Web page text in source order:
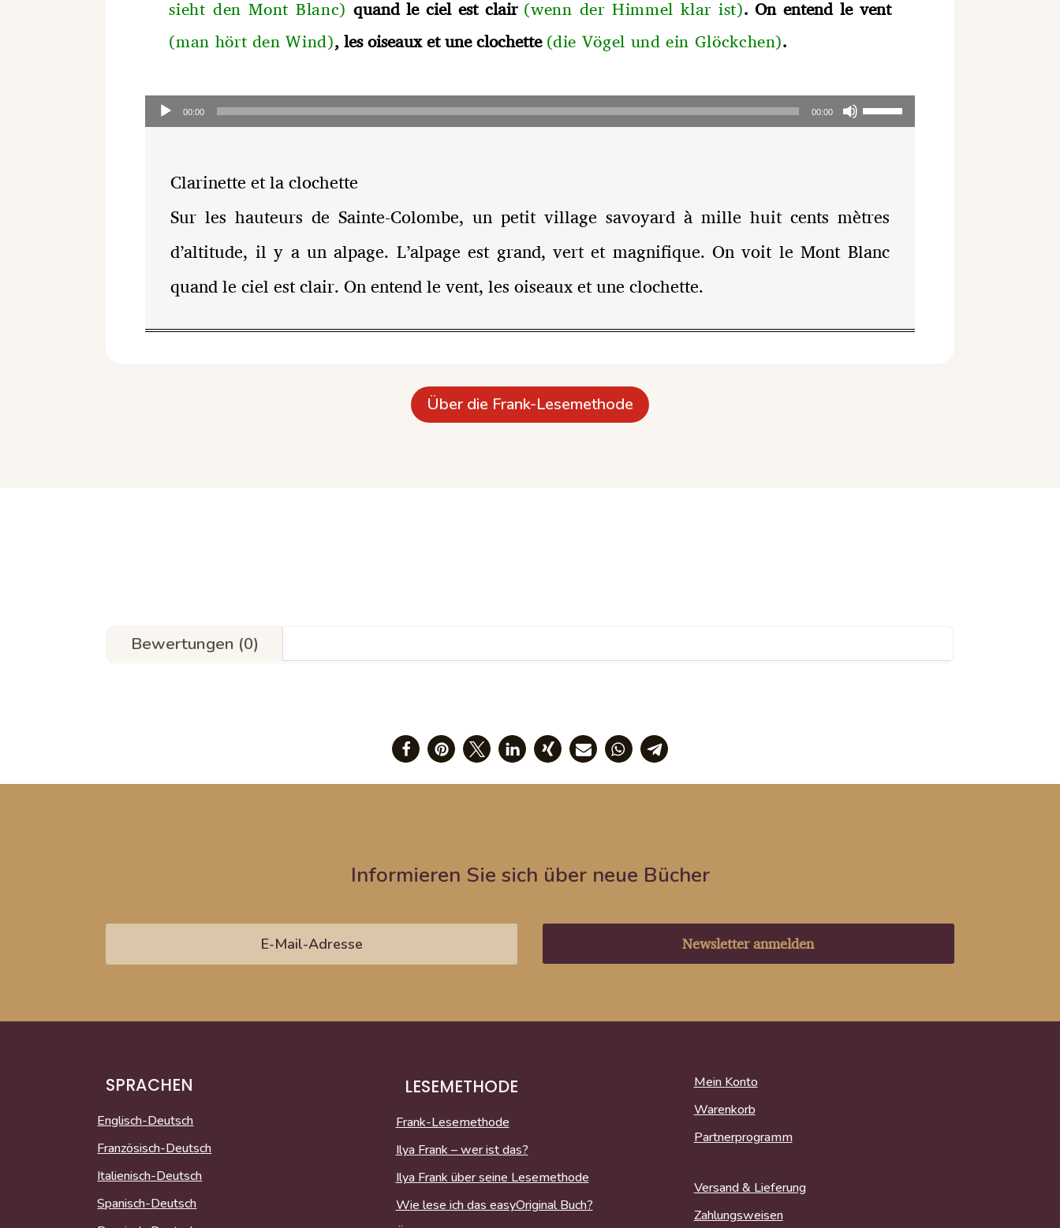
sieht den Mont Blanc) quand le ciel est clair (wenn der Himmel klar ist). On entend le vent
(man hört den Wind), les oiseaux et une clochette(die Vögel und ein Glöckchen).
Player00:00 00:00
Pfeiltasten
um
regeln.
Clarinette et la clochette
Sur les hauteurs de Sainte-Colombe, un petit village savoyard à mille huit cents mètres
d’altitude, il y a un alpage. L’alpage est grand, vert et magnifique. On voit le Mont Blanc
quand le ciel est clair. On entend le vent, les oiseaux et une clochette.
Über die Frank-Lesemethode
Bewertungen (0)
Informieren Sie sich über neue Bücher
Newsletter anmelden
SPRACHEN
Englisch-Deutsch
Französisch-Deutsch
Italienisch-Deutsch
Spanisch-Deutsch
LESEMETHODE
Frank-Lesemethode
Ilya Frank – wer ist das?
Ilya Frank über seine Lesemethode
Wie lese ich das easyOriginal Buch?
Mein Konto
Warenkorb
Partnerprogramm
Versand & Lieferung
Zahlungsweisen